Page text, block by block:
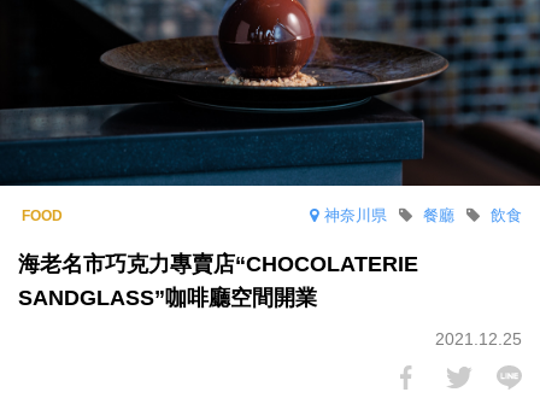
神奈川県 飲食
餐廳
海老名市巧克力專賣店“CHOCOLATERIE
SANDGLASS”咖啡廳空間開業
2021.12.25